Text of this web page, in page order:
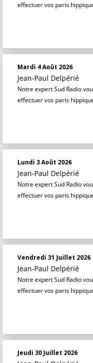
effectuer vos paris
Mardi 4 Août 2026
Jean-Paul Delpérié
Notre expert Sud Radio
effectuer vos paris
Lundi 3 Août 2026
Jean-Paul Delpérié
Notre expert Sud Radio
effectuer vos paris
Vendredi 31 Juillet 2026
Jean-Paul Delpérié
Notre expert Sud Radio
effectuer vos paris
Jeudi 30 Juillet 2026